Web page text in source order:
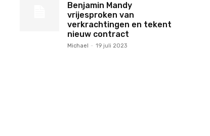
Benjamin Mandy
vrijesproken van
verkrachtingen en tekent
nieuw contract
Michael - 19 juli 2023